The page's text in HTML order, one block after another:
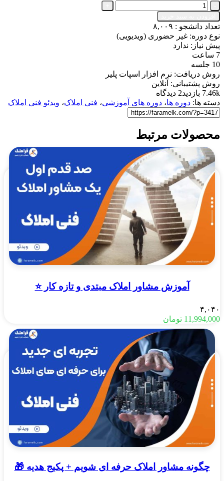
آموزش
سند
خوانی
و
قراردادنویسی
(جامع
و
پیشرفته)
✔️
عدد
تعداد دانشجو : ۸,۰۰۹
نوع دوره: غیر حضوری (ویدیویی)
پیش نیاز: ندارد
7 ساعت
10 جلسه
روش دریافت: نرم افزار اسپات پلیر
روش پشتیبانی: آنلاین
7.46k بازدید
2 دیدگاه
دسته ها: دوره ها، دوره های آموزشی، فنی املاک، ویدئو فنی املاک
محصولات مرتبط
آموزش مشاور املاک مبتدی و تازه کار ⭐️
۴,۰۴۰
11,994,000 تومان
چگونه مشاور املاک حرفه ای شویم + پکیج هدیه 🎁